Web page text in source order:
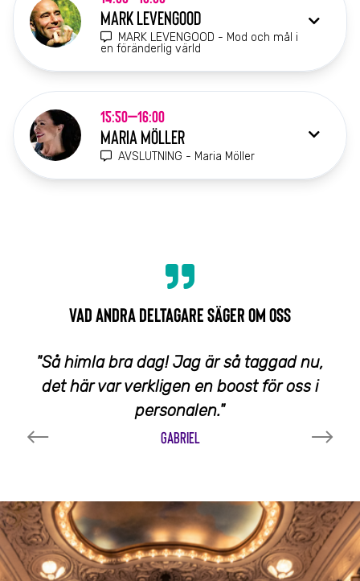
MARK LEVENGOOD
MARK LEVENGOOD - Mod och mål i
en föränderlig värld
15:50–16:00
MARIA MÖLLER
AVSLUTNING - Maria Möller
VAD ANDRA DELTAGARE SÄGER OM OSS
"Så himla bra dag! Jag är så taggad nu,
det här var verkligen en boost för oss i
personalen."
GABRIEL